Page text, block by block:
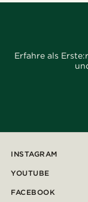
Erfahre als
INSTAGRAM
YOUTUBE
FACEBOOK